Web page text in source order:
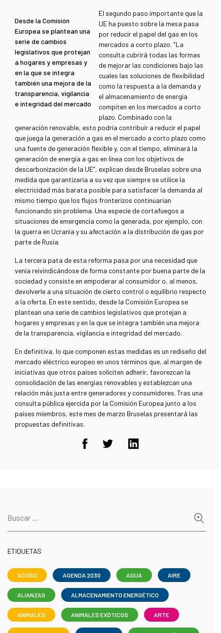
Desde la Comisión
Europea se plantean una
serie de cambios
legislativos que protejan
a hogares y empresas y
en la que se integra
también una mejora de la
transparencia, vigilancia
e integridad del mercado
El segundo paso importante que la
UE ha puesto sobre la mesa pasa
por reducir el papel del gas en los
mercados a corto plazo. "La
consulta cubrirá todas las formas
de mejorar las condiciones bajo las
cuales las soluciones de flexibilidad
como la respuesta a la demanda y
el almacenamiento de energía
compiten en los mercados a corto
plazo. Combinado con la
generación renovable, esto podría contribuir a reducir el papel
que juega la generación a gas en el mercado a corto plazo como
una fuente de generación flexible y, con el tiempo, eliminará la
generación de energía a gas en línea con los objetivos de
descarbonización de la UE”, explican desde Bruselas sobre una
medida que garantizaría a su vez que siempre se utilice la
electricidad más barata posible para satisfacer la demanda al
mismo tiempo que los flujos fronterizos continuarían
funcionando sin problema. Una especie de cortafuegos a
situaciones de emergencia como la generada, por ejemplo, con
la guerra en Ucrania y su afectación a la distribución de gas por
parte de Rusia.
La tercera pata de esta reforma pasa por una necesidad que
venía reivindicándose de forma constante por buena parte de la
sociedad y consiste en empoderar al consumidor o, al menos,
devolverle a una situación de cierto control o equilibrio respecto
a la oferta. En este sentido, desde la Comisión Europea se
plantean una serie de cambios legislativos que protejan a
hogares y empresas y en la que se integra también una mejora
de la transparencia, vigilancia e integridad del mercado.
En definitiva, lo que componen estas medidas es un rediseño del
mercado eléctrico europeo en unos términos que, al margen de
iniciativas que otros países soliciten adherir, favorezcan la
consolidación de las energías renovables y establezcan una
relación más justa entre generadores y consumidores. Tras una
consulta pública ejercida por la Comisión Europea junto a los
países miembros, este mes de marzo Bruselas presentará las
propuestas definitivas.
ETIQUETAS
ACOSO AGENDA 2030 AGUA AIRE
ALIANZAS ALMACENAMIENTO ENERGÉTICO
ANIMALES ANIMALES EXÓTICOS ARTE